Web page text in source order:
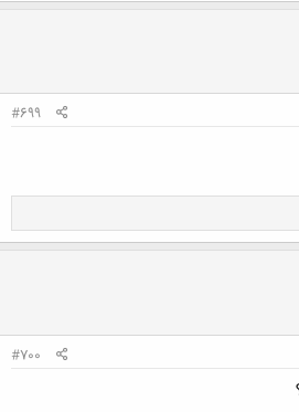
#699
#700